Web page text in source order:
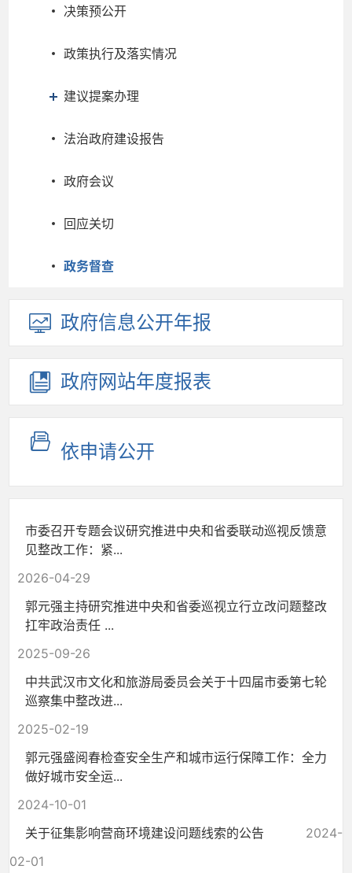
决策预公开
政策执行及落实情况
建议提案办理
法治政府建设报告
政府会议
回应关切
政务督查
政府信息公开年报
政府网站年度报表
依申请公开
市委召开专题会议研究推进中央和省委联动巡视反馈意
见整改工作：紧...
2026-04-29
郭元强主持研究推进中央和省委巡视立行立改问题整改
扛牢政治责任 ...
2025-09-26
中共武汉市文化和旅游局委员会关于十四届市委第七轮
巡察集中整改进...
2025-02-19
郭元强盛阅春检查安全生产和城市运行保障工作：全力
做好城市安全运...
2024-10-01
关于征集影响营商环境建设问题线索的公告
2024-
02-01